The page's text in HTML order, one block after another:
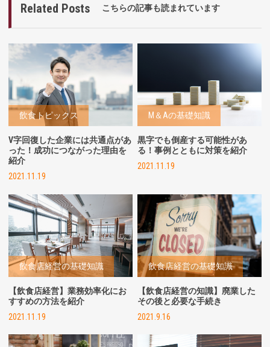
Related Posts こちらの記事も読まれています
飲食トピックス
V字回復した企業には共通点があ
った！成功につながった理由を
紹介
2021.11.19
M＆Aの基礎知識
黒字でも倒産する可能性があ
る！事例とともに対策を紹介
2021.11.19
飲食店経営の基礎知識
【飲食店経営】業務効率化にお
すすめの方法を紹介
2021.11.19
飲食店経営の基礎知識
【飲食店経営の知識】廃業した
その後と必要な手続き
2021.9.16